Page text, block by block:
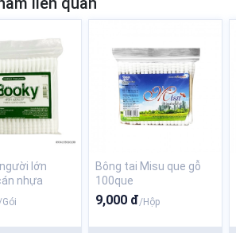
lớn
nhựa
Bông tai Misu que gỗ
100que
9,000 đ/Hộp